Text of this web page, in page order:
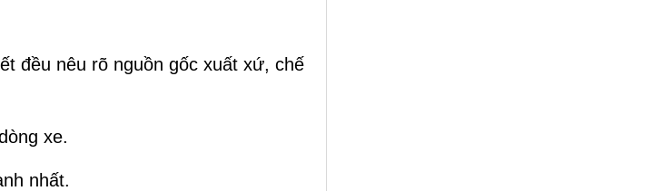
đều nêu rõ nguồn gốc xuất xứ, chế
xe.
nhất.